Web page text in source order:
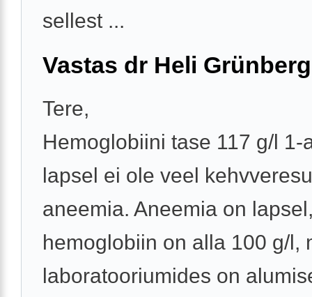
sellest ...
Vastas dr Heli Grünberg
Tere,
Hemoglobiini tase 117 g/l 1-
lapsel ei ole veel
aneemia. Aneemia on
hemoglobiin on alla 100 g/l,
laboratooriumides on